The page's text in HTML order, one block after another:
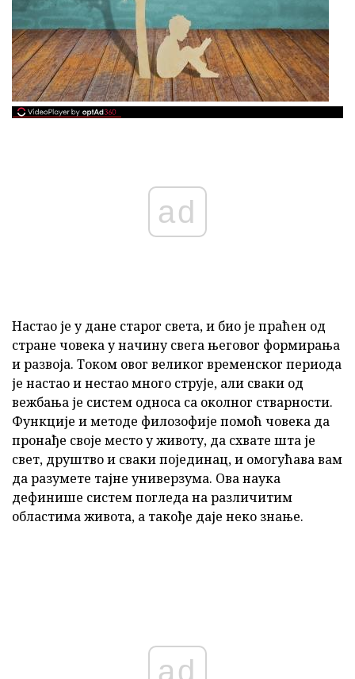
ad
Настао је у дане старог света, и био је праћен од
стране човека у начину свега његовог формирања
и развоја. Током овог великог временског периода
је настао и нестао много струје, али сваки од
вежбања је систем односа са околног стварности.
Функције и методе филозофије помоћ човека да
пронађе своје место у животу, да схвате шта је
свет, друштво и сваки појединац, и омогућава вам
да разумете тајне универзума. Ова наука
дефинише систем погледа на различитим
областима живота, а такође даје неко знање.
ad